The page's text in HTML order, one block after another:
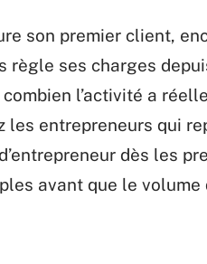
son premier client,
règle ses charges
l’activité a
les entrepreneurs qui
dès les
avant que le